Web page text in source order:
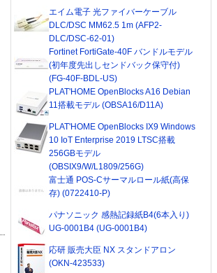
エイム電子 光ファイバーケーブル
DLC/DSC MM62.5 1m (AFP2-
DLC/DSC-62-01)
Fortinet FortiGate-40F バンドルモデル
(初年度先出しセンドバック保守付)
(FG-40F-BDL-US)
PLAT'HOME OpenBlocks A16 Debian
11搭載モデル (OBSA16/D11A)
PLAT'HOME OpenBlocks IX9 Windows
10 IoT Enterprise 2019 LTSC搭載
256GBモデル
(OBSIX9/W/L1809/256G)
富士通 POS-Cサーマルロール紙(高保
存) (0722410-P)
パナソニック 感熱記録紙B4(6本入り)
UG-0001B4 (UG-0001B4)
応研 販売大臣 NX スタンドアロン
(OKN-423533)